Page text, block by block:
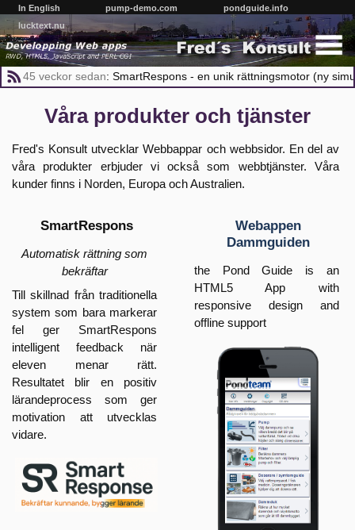
In English pump-demo.com
pondguide.info
lucktext.nu
45 veckorsedan: SmartRespons - en unik rättningsmotor (ny
Våra produkter och tjänster
Fred's Konsult utvecklar Webbappar och webbsidor. En del av
våra produkter erbjuder vi också som webbtjänster. Våra
kunder finns i Norden, Europa och Australien.
SmartRespons
Automatisk rättning som
bekräftar
Till skillnad från traditionella
system som bara markerar
fel ger SmartRespons
intelligent feedback när
eleven menar rätt.
Resultatet blir en positiv
lärandeprocess som ger
motivation att utvecklas
vidare.
Webappen
Dammguiden
the Pond Guide is an
HTML5 App with
responsive design and
offline support